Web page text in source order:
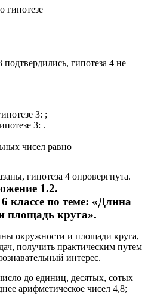
гипотезе
подтвердились, гипотеза 4 не
3: ;
3: .
чисел равно
гипотеза 4 опровергнута.
1.2.
классе по теме: «Длина
площадь круга».
окружности и площади круга,
получить практическим путем
интерес.
до единиц, десятых, сотых
арифметическое чисел 4,8;